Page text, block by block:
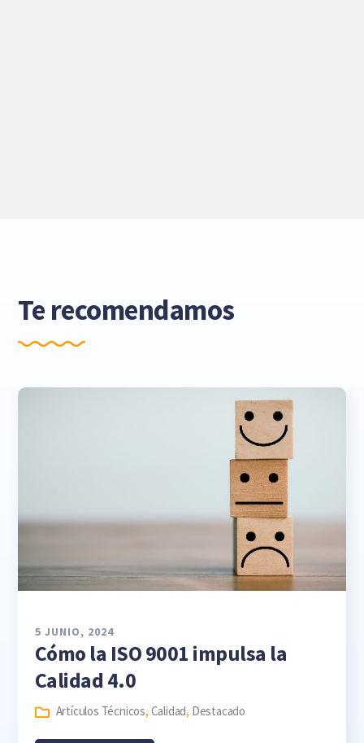
Te recomendamos
5 JUNIO, 2024
Cómo la ISO 9001 impulsa la
Calidad 4.0
Artículos Técnicos, Calidad, Destacado